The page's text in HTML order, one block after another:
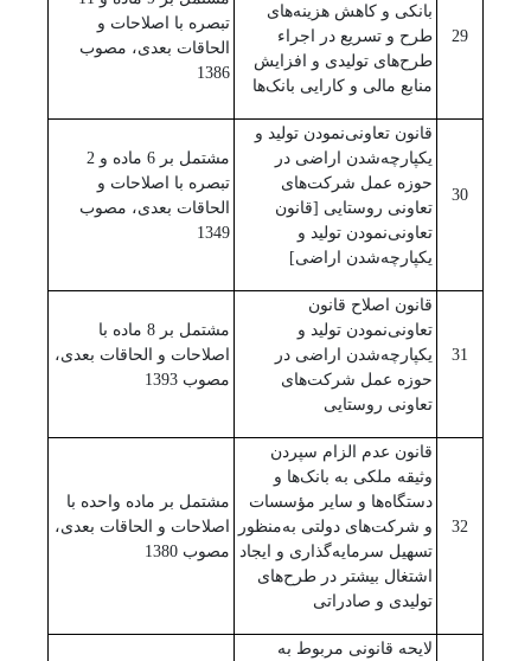
29
بانکی و کاهش هزینه‌های
طرح و تسریع در اجراء
طرح‌های تولیدی و افزایش
منابع مالی و کارایی بانک‌ها
تبصره با اصلاحات و
الحاقات بعدی، مصوب
1386
30
قانون تعاونی‌نمودن تولید و
یکپارچه‌شدن اراضی در
حوزه عمل شرکت‌های
تعاونی روستایی ‌[قانون
تعاونی‌نمودن تولید و
یکپارچه‌شدن اراضی]
مشتمل بر 6 ماده و 2
تبصره با اصلاحات و
الحاقات بعدی، مصوب
1349
31
قانون اصلاح قانون
تعاونی‌نمودن تولید و
یکپارچه‌شدن اراضی در
حوزه عمل شرکت‌های
تعاونی روستایی
مشتمل بر 8 ماده با
اصلاحات و الحاقات بعدی،
مصوب 1393
32
قانون عدم الزام سپردن
وثیقه ملکی به بانک‌ها و
دستگاه‌ها و سایر مؤسسات
و شرکت‌های دولتی به‌منظور
تسهیل سرمایه‌گذاری و ایجاد
اشتغال بیشتر در طرح‌های
تولیدی و صادراتی
مشتمل بر ماده واحده با
اصلاحات و الحاقات بعدی،
مصوب 1380
لایحه قانونی مربوط به